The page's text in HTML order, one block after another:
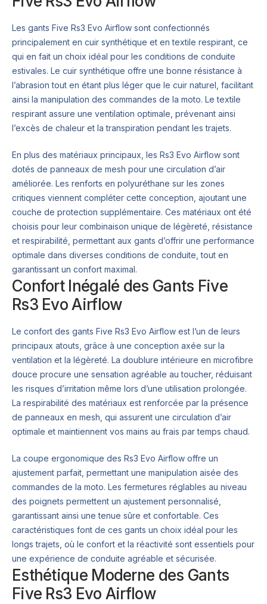
Les gants Five Rs3 Evo Airflow sont confectionnés
principalement en cuir synthétique et en textile respirant, ce
qui en fait un choix idéal pour les conditions de conduite
estivales. Le cuir synthétique offre une bonne résistance à
l’abrasion tout en étant plus léger que le cuir naturel, facilitant
ainsi la manipulation des commandes de la moto. Le textile
respirant assure une ventilation optimale, prévenant ainsi
l’excès de chaleur et la transpiration pendant les trajets.
En plus des matériaux principaux, les Rs3 Evo Airflow sont
dotés de panneaux de mesh pour une circulation d’air
améliorée. Les renforts en polyuréthane sur les zones
critiques viennent compléter cette conception, ajoutant une
couche de protection supplémentaire. Ces matériaux ont été
choisis pour leur combinaison unique de légèreté, résistance
et respirabilité, permettant aux gants d’offrir une performance
optimale dans diverses conditions de conduite, tout en
garantissant un confort maximal.
Confort Inégalé des Gants Five
Rs3 Evo Airflow
Le confort des gants Five Rs3 Evo Airflow est l’un de leurs
principaux atouts, grâce à une conception axée sur la
ventilation et la légèreté. La doublure intérieure en microfibre
douce procure une sensation agréable au toucher, réduisant
les risques d’irritation même lors d’une utilisation prolongée.
La respirabilité des matériaux est renforcée par la présence
de panneaux en mesh, qui assurent une circulation d’air
optimale et maintiennent vos mains au frais par temps chaud.
La coupe ergonomique des Rs3 Evo Airflow offre un
ajustement parfait, permettant une manipulation aisée des
commandes de la moto. Les fermetures réglables au niveau
des poignets permettent un ajustement personnalisé,
garantissant ainsi une tenue sûre et confortable. Ces
caractéristiques font de ces gants un choix idéal pour les
longs trajets, où le confort et la réactivité sont essentiels pour
une expérience de conduite agréable et sécurisée.
Esthétique Moderne des Gants
Five Rs3 Evo Airflow